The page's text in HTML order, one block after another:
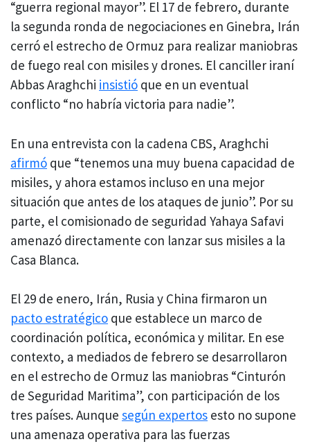
“guerra regional mayor”. El 17 de febrero, durante
la segunda ronda de negociaciones en Ginebra, Irán
cerró el estrecho de Ormuz para realizar maniobras
de fuego real con misiles y drones. El canciller iraní
Abbas Araghchi insistió que en un eventual
conflicto “no habría victoria para nadie”.
En una entrevista con la cadena CBS, Araghchi
afirmó que “tenemos una muy buena capacidad de
misiles, y ahora estamos incluso en una mejor
situación que antes de los ataques de junio”. Por su
parte, el comisionado de seguridad Yahaya Safavi
amenazó directamente con lanzar sus misiles a la
Casa Blanca.
El 29 de enero, Irán, Rusia y China firmaron un
pacto estratégico que establece un marco de
coordinación política, económica y militar. En ese
contexto, a mediados de febrero se desarrollaron
en el estrecho de Ormuz las maniobras “Cinturón
de Seguridad Maritima”, con participación de los
tres países. Aunque según expertos esto no supone
una amenaza operativa para las fuerzas